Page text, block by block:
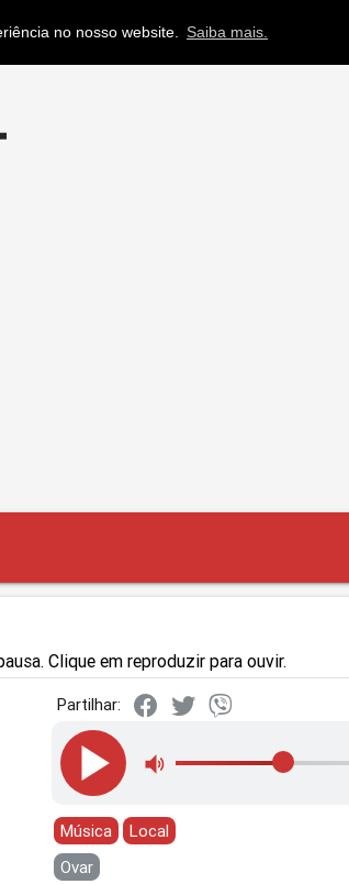
no nosso website. Saiba mais.
Clique em reproduzir para ouvir.
Partilhar:
Música
Local
Ovar